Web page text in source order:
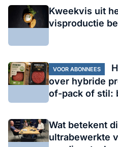
Kweekvis uit
visproductie
VOOR ABONNEES
over hybride
of-pack of stil:
Wat betekent
ultrabewerkte